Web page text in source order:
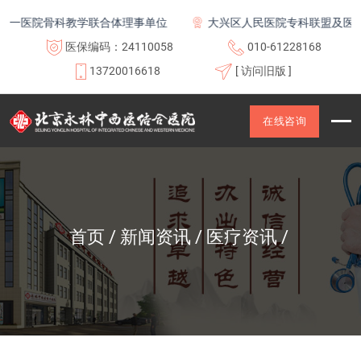
骨科教学联合体理事单位
大兴区人民医院专科联盟及医联体成
医保编码：24110058
010-61228168
13720016618
[ 访问旧版 ]
在线咨询
首页 新闻资讯 医疗资讯